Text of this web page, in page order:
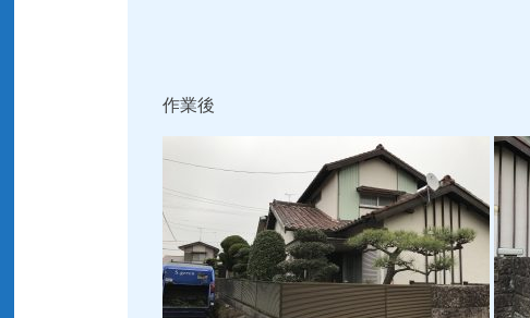
作業後